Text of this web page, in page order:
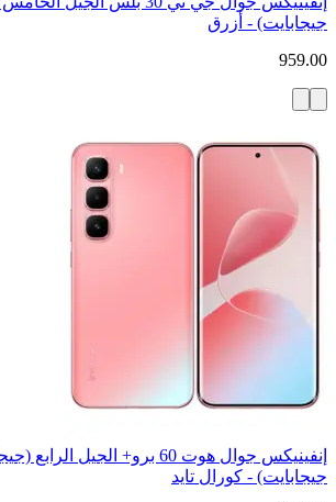
جيجابايت) - أزرق
959.00
جيجابايت) - كورال تايد